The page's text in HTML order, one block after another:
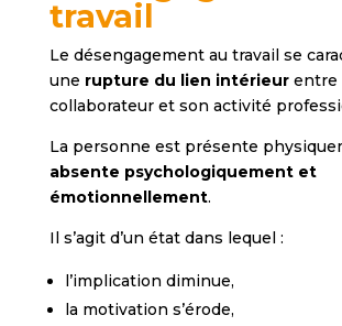
travail
Le désengagement au travail se
une rupture du lien intérieurentre
collaborateur et son activité
La personne est présente
absente psychologiquement et
émotionnellement.
Il s’agit d’un état dans lequel :
l’implication diminue,
la motivation s’érode,